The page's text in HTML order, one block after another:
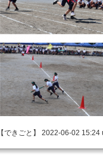
【できごと】 2022-06-02